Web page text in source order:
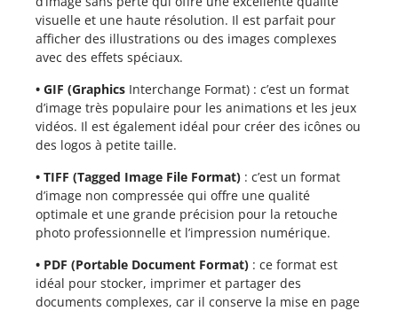
visuelle et une haute résolution. Il est parfait pour
afficher des illustrations ou des images complexes
avec des effets spéciaux.
• GIF (Graphics Interchange Format) : c’est un format
d’image très populaire pour les animations et les jeux
vidéos. Il est également idéal pour créer des icônes ou
des logos à petite taille.
• TIFF (Tagged Image File Format) : c’est un format
d’image non compressée qui offre une qualité
optimale et une grande précision pour la retouche
photo professionnelle et l’impression numérique.
• PDF (Portable Document Format) : ce format est
idéal pour stocker, imprimer et partager des
documents complexes, car il conserve la mise en page